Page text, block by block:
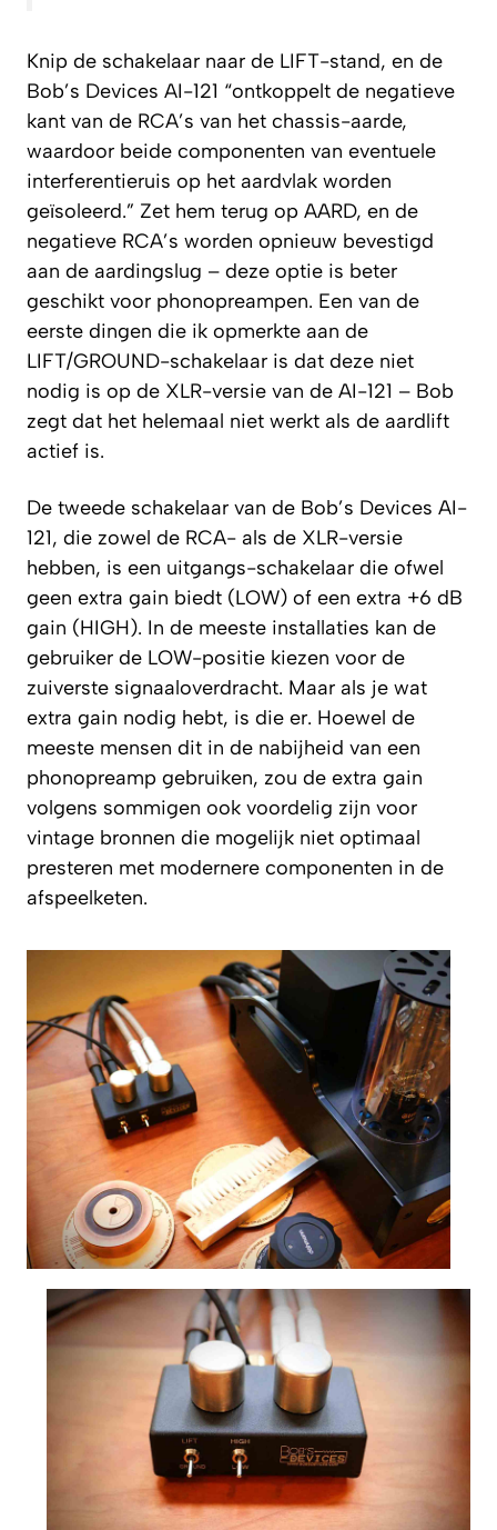
Knip de schakelaar naar de LIFT-stand, en de
Bob’s Devices AI-121 “ontkoppelt de negatieve
kant van de RCA’s van het chassis-aarde,
waardoor beide componenten van eventuele
interferentieruis op het aardvlak worden
geïsoleerd.” Zet hem terug op AARD, en de
negatieve RCA’s worden opnieuw bevestigd
aan de aardingslug – deze optie is beter
geschikt voor phonopreampen. Een van de
eerste dingen die ik opmerkte aan de
LIFT/GROUND-schakelaar is dat deze niet
nodig is op de XLR-versie van de AI-121 – Bob
zegt dat het helemaal niet werkt als de aardlift
actief is.
De tweede schakelaar van de Bob’s Devices AI-
121, die zowel de RCA- als de XLR-versie
hebben, is een uitgangs-schakelaar die ofwel
geen extra gain biedt (LOW) of een extra +6 dB
gain (HIGH). In de meeste installaties kan de
gebruiker de LOW-positie kiezen voor de
zuiverste signaaloverdracht. Maar als je wat
extra gain nodig hebt, is die er. Hoewel de
meeste mensen dit in de nabijheid van een
phonopreamp gebruiken, zou de extra gain
volgens sommigen ook voordelig zijn voor
vintage bronnen die mogelijk niet optimaal
presteren met modernere componenten in de
afspeelketen.